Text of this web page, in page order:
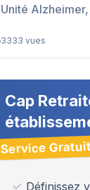
Unité
3333 vues
Cap
Service Gratuit
Définissez